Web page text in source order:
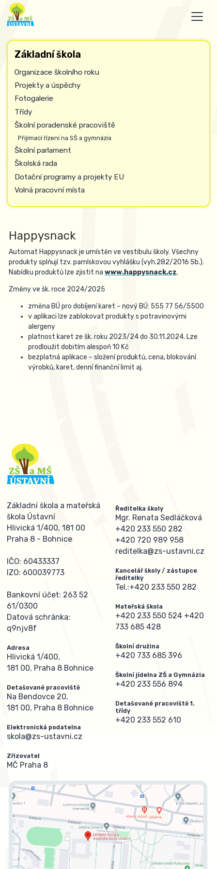
Základní škola
Organizace školního roku
Projekty a úspěchy
Fotogalerie
Třídy
Školní poradenské pracoviště
Přijímací řízení na SŠ a gymnázia
Školní parlament
Školská rada
Dotační programy a projekty EU
Volná pracovní místa
Happysnack
Automat Happysnack je umístěn ve vestibulu školy. Všechny
produkty splňují tzv. pamlskovou vyhlášku (vyh.282/2016 Sb.).
Nabídku produktů lze zjistit nawww.happysnack.cz.
Změny ve šk. roce 2024/2025
změna BÚ pro dobíjení karet – nový BÚ: 555 77 56/5500
v aplikaci lze zablokovat produkty s potravinovými
alergeny
platnost karet ze šk. roku 2023/24 do 30.11.2024. Lze
prodloužit dobitím alespoň 10 Kč
bezplatná aplikace – složení produktů, cena, blokování
výrobků, karet, denní finanční limit aj.
Základní škola a mateřská
škola Ústavní
Hlivická 1/400, 181 00
Praha 8 - Bohnice
IČO: 60433337
IZO: 600039773
Bankovní účet: 263 52
61/0300
Datová schránka:
q9njv8f
Adresa
Hlivická 1/400,
181 00, Praha 8 Bohnice
Detašované pracoviště
Na Bendovce 20,
181 00, Praha 8 Bohnice
Elektronická podatelna
skola@zs-ustavni.cz
Zřizovatel
MČ Praha 8
Ředitelka školy
Mgr. Renata Sedláčková
+420 233 550 282
+420 720 989 958
reditelka@zs-ustavni.cz
Kancelář školy / zástupce
ředitelky
Tel.:+420 233 550 282
Mateřská škola
+420 233 550 524 +420
733 685 428
Školní družina
+420 733 685 396
Školní jídelna ZŠ a Gymnázia
+420 233 556 894
Detašované pracoviště 1.
třídy
+420 233 552 610